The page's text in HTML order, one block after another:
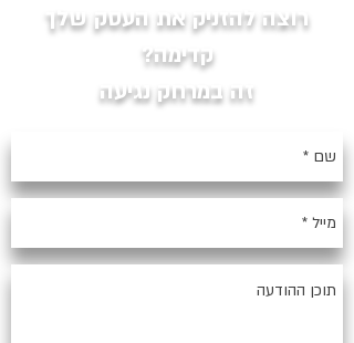
רוצה להזניק את העסק שלך
קדימה?
זה במרחק נגיעה